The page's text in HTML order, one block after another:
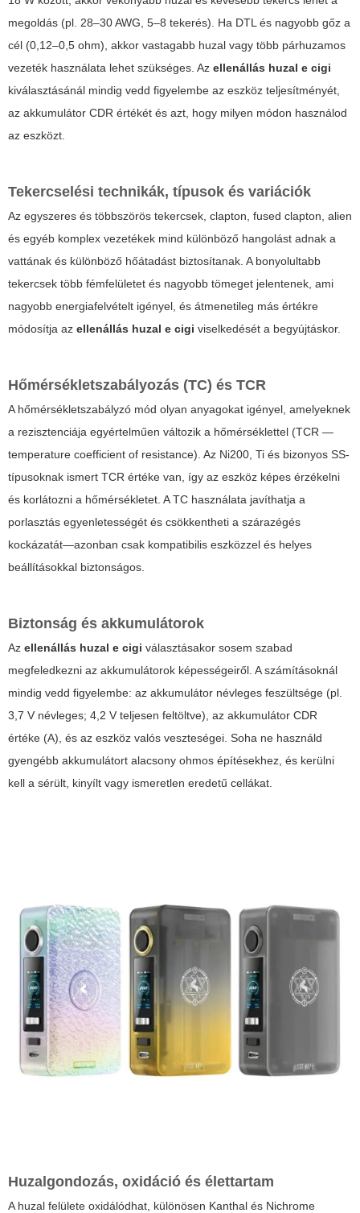
megoldás (pl. 28–30 AWG, 5–8 tekerés). Ha DTL és nagyobb gőz a
cél (0,12–0,5 ohm), akkor vastagabb huzal vagy több párhuzamos
vezeték használata lehet szükséges. Az ellenállás huzal e cigi
kiválasztásánál mindig vedd figyelembe az eszköz teljesítményét,
az akkumulátor CDR értékét és azt, hogy milyen módon használod
az eszközt.
Tekercselési technikák, típusok és variációk
Az egyszeres és többszörös tekercsek, clapton, fused clapton, alien
és egyéb komplex vezetékek mind különböző hangolást adnak a
vattának és különböző hőátadást biztosítanak. A bonyolultabb
tekercsek több fémfelületet és nagyobb tömeget jelentenek, ami
nagyobb energiafelvételt igényel, és átmenetileg más értékre
módosítja az ellenállás huzal e cigi viselkedését a begyújtáskor.
Hőmérsékletszabályozás (TC) és TCR
A hőmérsékletszabályzó mód olyan anyagokat igényel, amelyeknek
a rezisztenciája egyértelműen változik a hőmérséklettel (TCR —
temperature coefficient of resistance). Az Ni200, Ti és bizonyos SS-
típusoknak ismert TCR értéke van, így az eszköz képes érzékelni
és korlátozni a hőmérsékletet. A TC használata javíthatja a
porlasztás egyenletességét és csökkentheti a szárazégés
kockázatát—azonban csak kompatibilis eszközzel és helyes
beállításokkal biztonságos.
Biztonság és akkumulátorok
Az ellenállás huzal e cigi választásakor sosem szabad
megfeledkezni az akkumulátorok képességeiről. A számításoknál
mindig vedd figyelembe: az akkumulátor névleges feszültsége (pl.
3,7 V névleges; 4,2 V teljesen feltöltve), az akkumulátor CDR
értéke (A), és az eszköz valós veszteségei. Soha ne használd
gyengébb akkumulátort alacsony ohmos építésekhez, és kerülni
kell a sérült, kinyílt vagy ismeretlen eredetű cellákat.
Huzalgondozás, oxidáció és élettartam
A huzal felülete oxidálódhat, különösen Kanthal és Nichrome